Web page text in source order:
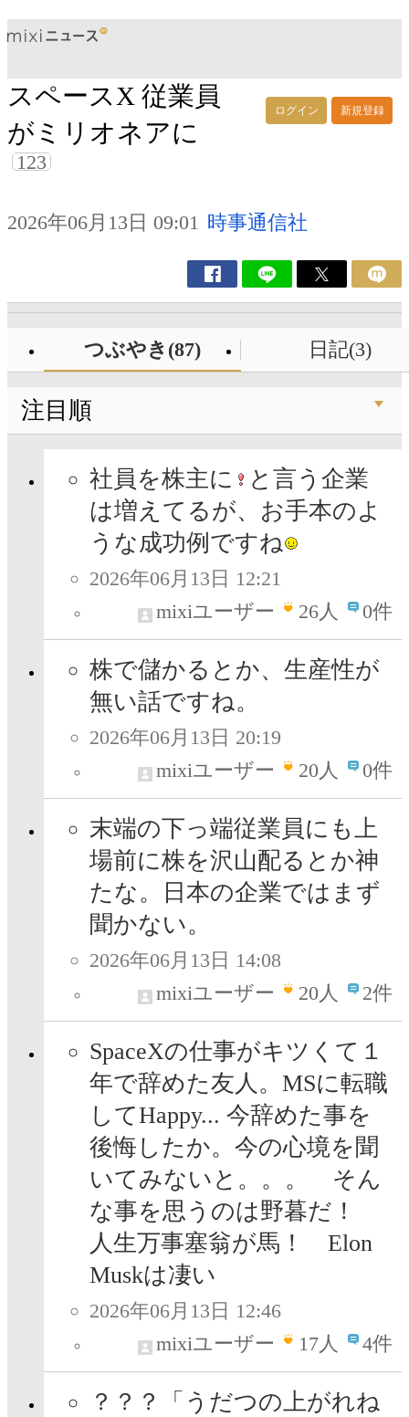
ログイン 新規登録
スペースX 従業員
がミリオネアに
123
2026年06月13日 09:01 時事通信社
つぶやき(87) 日記(3)
注目順
社員を株主に
と言う企業
は増えてるが、お手本のよ
うな成功例ですね
2026年06月13日 12:21
mixiユーザー
26人 0件
株で儲かるとか、生産性が
無い話ですね。
2026年06月13日 20:19
mixiユーザー
20人 0件
末端の下っ端従業員にも上
場前に株を沢山配るとか神
たな。日本の企業ではまず
聞かない。
2026年06月13日 14:08
mixiユーザー
20人 2件
SpaceXの仕事がキツくて１
年で辞めた友人。MSに転職
してHappy... 今辞めた事を
後悔したか。今の心境を聞
いてみないと。。。 そん
な事を思うのは野暮だ！
人生万事塞翁が馬！ Elon
Muskは凄い
2026年06月13日 12:46
mixiユーザー
17人 4件
？？？「うだつの上がれね